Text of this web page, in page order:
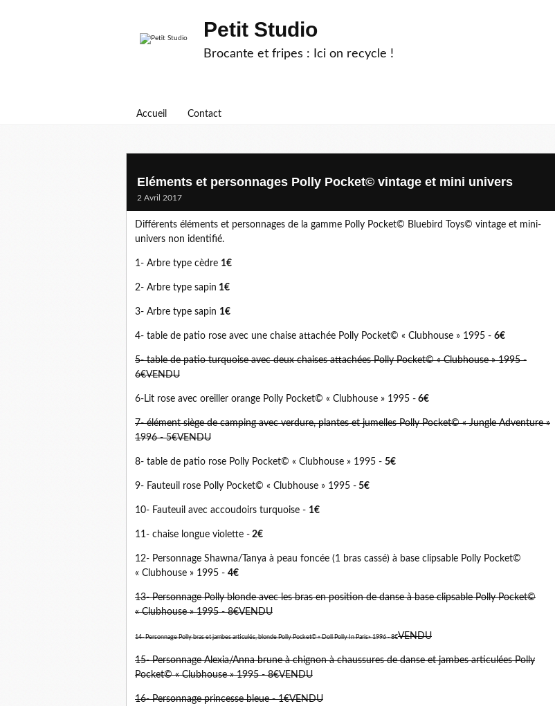
Petit Studio
Brocante et fripes : Ici on recycle !
Accueil Contact
Eléments et personnages Polly Pocket© vintage et mini univers
2 Avril 2017
Différents éléments et personnages de la gamme Polly Pocket© Bluebird Toys© vintage et mini-
univers non identifié.
1- Arbre type cèdre 1€
2- Arbre type sapin 1€
3- Arbre type sapin 1€
4- table de patio rose avec une chaise attachée Polly Pocket© « Clubhouse » 1995 - 6€
5- table de patio turquoise avec deux chaises attachées Polly Pocket© « Clubhouse » 1995 -
6€VENDU
6-Lit rose avec oreiller orange Polly Pocket© « Clubhouse » 1995 - 6€
7- élément siège de camping avec verdure, plantes et jumelles Polly Pocket© « Jungle Adventure »
1996 - 5€VENDU
8- table de patio rose Polly Pocket© « Clubhouse » 1995 - 5€
9- Fauteuil rose Polly Pocket© « Clubhouse » 1995 - 5€
10- Fauteuil avec accoudoirs turquoise - 1€
11- chaise longue violette - 2€
12- Personnage Shawna/Tanya à peau foncée (1 bras cassé) à base clipsable Polly Pocket©
« Clubhouse » 1995 - 4€
13- Personnage Polly blonde avec les bras en position de danse à base clipsable Polly Pocket©
« Clubhouse » 1995 - 8€VENDU
14- Personnage Polly bras et jambes articulés, blonde Polly Pocket© « Doll Polly In Paris» 1996 - 8€VENDU
15- Personnage Alexia/Anna brune à chignon à chaussures de danse et jambes articulées Polly
Pocket© « Clubhouse » 1995 - 8€VENDU
16- Personnage princesse bleue - 1€VENDU